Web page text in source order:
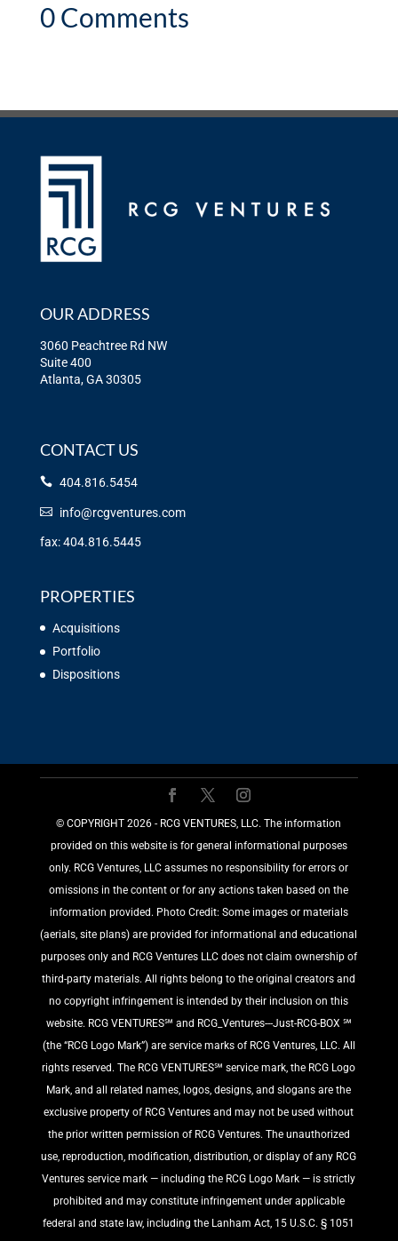
0 Comments
OUR ADDRESS
3060 Peachtree Rd NW
Suite 400
Atlanta, GA 30305
CONTACT US
404.816.5454
info@rcgventures.com
fax: 404.816.5445
PROPERTIES
Acquisitions
Portfolio
Dispositions
©️ COPYRIGHT 2026 - RCG VENTURES, LLC. The information
provided on this website is for general informational purposes
only. RCG Ventures, LLC assumes no responsibility for errors or
omissions in the content or for any actions taken based on the
information provided. Photo Credit: Some images or materials
(aerials, site plans) are provided for informational and educational
purposes only and RCG Ventures LLC does not claim ownership of
third-party materials. All rights belong to the original creators and
no copyright infringement is intended by their inclusion on this
website. RCG VENTURES℠ and RCG_Ventures---Just-RCG-BOX ℠
(the “RCG Logo Mark”) are service marks of RCG Ventures, LLC. All
rights reserved. The RCG VENTURES℠ service mark, the RCG Logo
Mark, and all related names, logos, designs, and slogans are the
exclusive property of RCG Ventures and may not be used without
the prior written permission of RCG Ventures. The unauthorized
use, reproduction, modification, distribution, or display of any RCG
Ventures service mark — including the RCG Logo Mark — is strictly
prohibited and may constitute infringement under applicable
federal and state law, including the Lanham Act, 15 U.S.C. § 1051